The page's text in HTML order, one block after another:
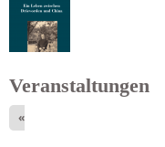
Ein Leben zwischen
Fischer, Frank Maria - Von
Veranstaltungen
«